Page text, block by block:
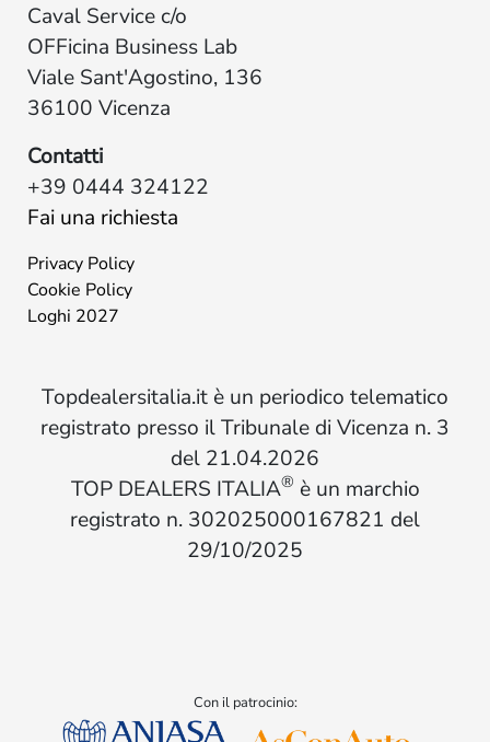
Caval Service c/o
OFFicina Business Lab
Viale Sant'Agostino, 136
36100 Vicenza
Contatti
+39 0444 324122
Fai una richiesta
Privacy Policy
Cookie Policy
Loghi 2027
Topdealersitalia.it è un periodico telematico
registrato presso il Tribunale di Vicenza n. 3
del 21.04.2026
TOP DEALERS ITALIA® è un marchio
registrato n. 302025000167821 del
29/10/2025
Con il patrocinio: